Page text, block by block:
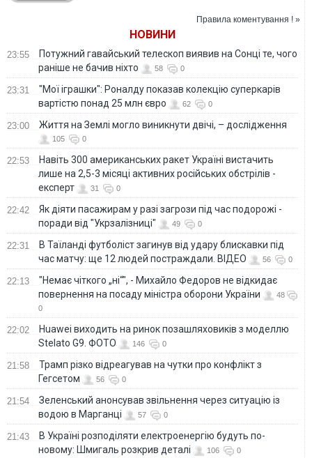
Правила коментування ! »
НОВИНИ
23:55
Потужний гавайський телескоп виявив на Сонці те, чого
раніше не бачив ніхто
58 0
23:31
"Мої іграшки": Роналду показав колекцію суперкарів
вартістю понад 25 млн євро
62 0
23:00 Життя на Землі могло виникнути двічі, – дослідження
105 0
22:53
Навіть 300 американських ракет Україні вистачить
лише на 2,5-3 місяці активних російських обстрілів -
експерт
31 0
22:42
Як діяти пасажирам у разі загрози під час подорожі -
поради від "Укрзалізниці"
49 0
22:31
В Таїланді футболіст загинув від удару блискавки під
час матчу: ще 12 людей постраждали. ВІДЕО
56 0
22:13
"Немає чіткого „ні“", - Михайло Федоров не відкидає
повернення на посаду міністра оборони України
48
0
22:02
Huawei виходить на ринок позашляховиків з моделлю
Stelato G9. ФОТО
146 0
21:58
Трамп різко відреагував на чутки про конфлікт з
Гегсетом
56 0
21:54
Зеленський анонсував звільнення через ситуацію із
водою в Марганці
57 0
21:43
В Україні розподіляти електроенергію будуть по-
новому: Шмигаль розкрив деталі
106 0